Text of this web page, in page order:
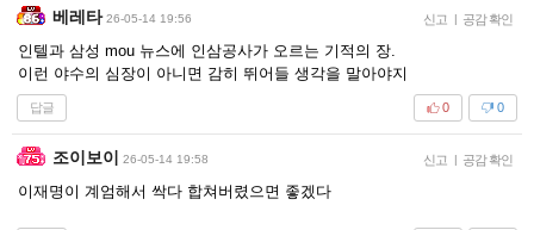
베레타 26-05-14 19:56 신고 | 공감 확인
인텔과 삼성 mou 뉴스에 인삼공사가 오르는 기적의 장.
이런 야수의 심장이 아니면 감히 뛰어들 생각을 말아야지
답글 0
0
조이보이 26-05-14 19:58 신고 | 공감 확인
이재명이 계엄해서 싹다 합쳐버렸으면 좋겠다